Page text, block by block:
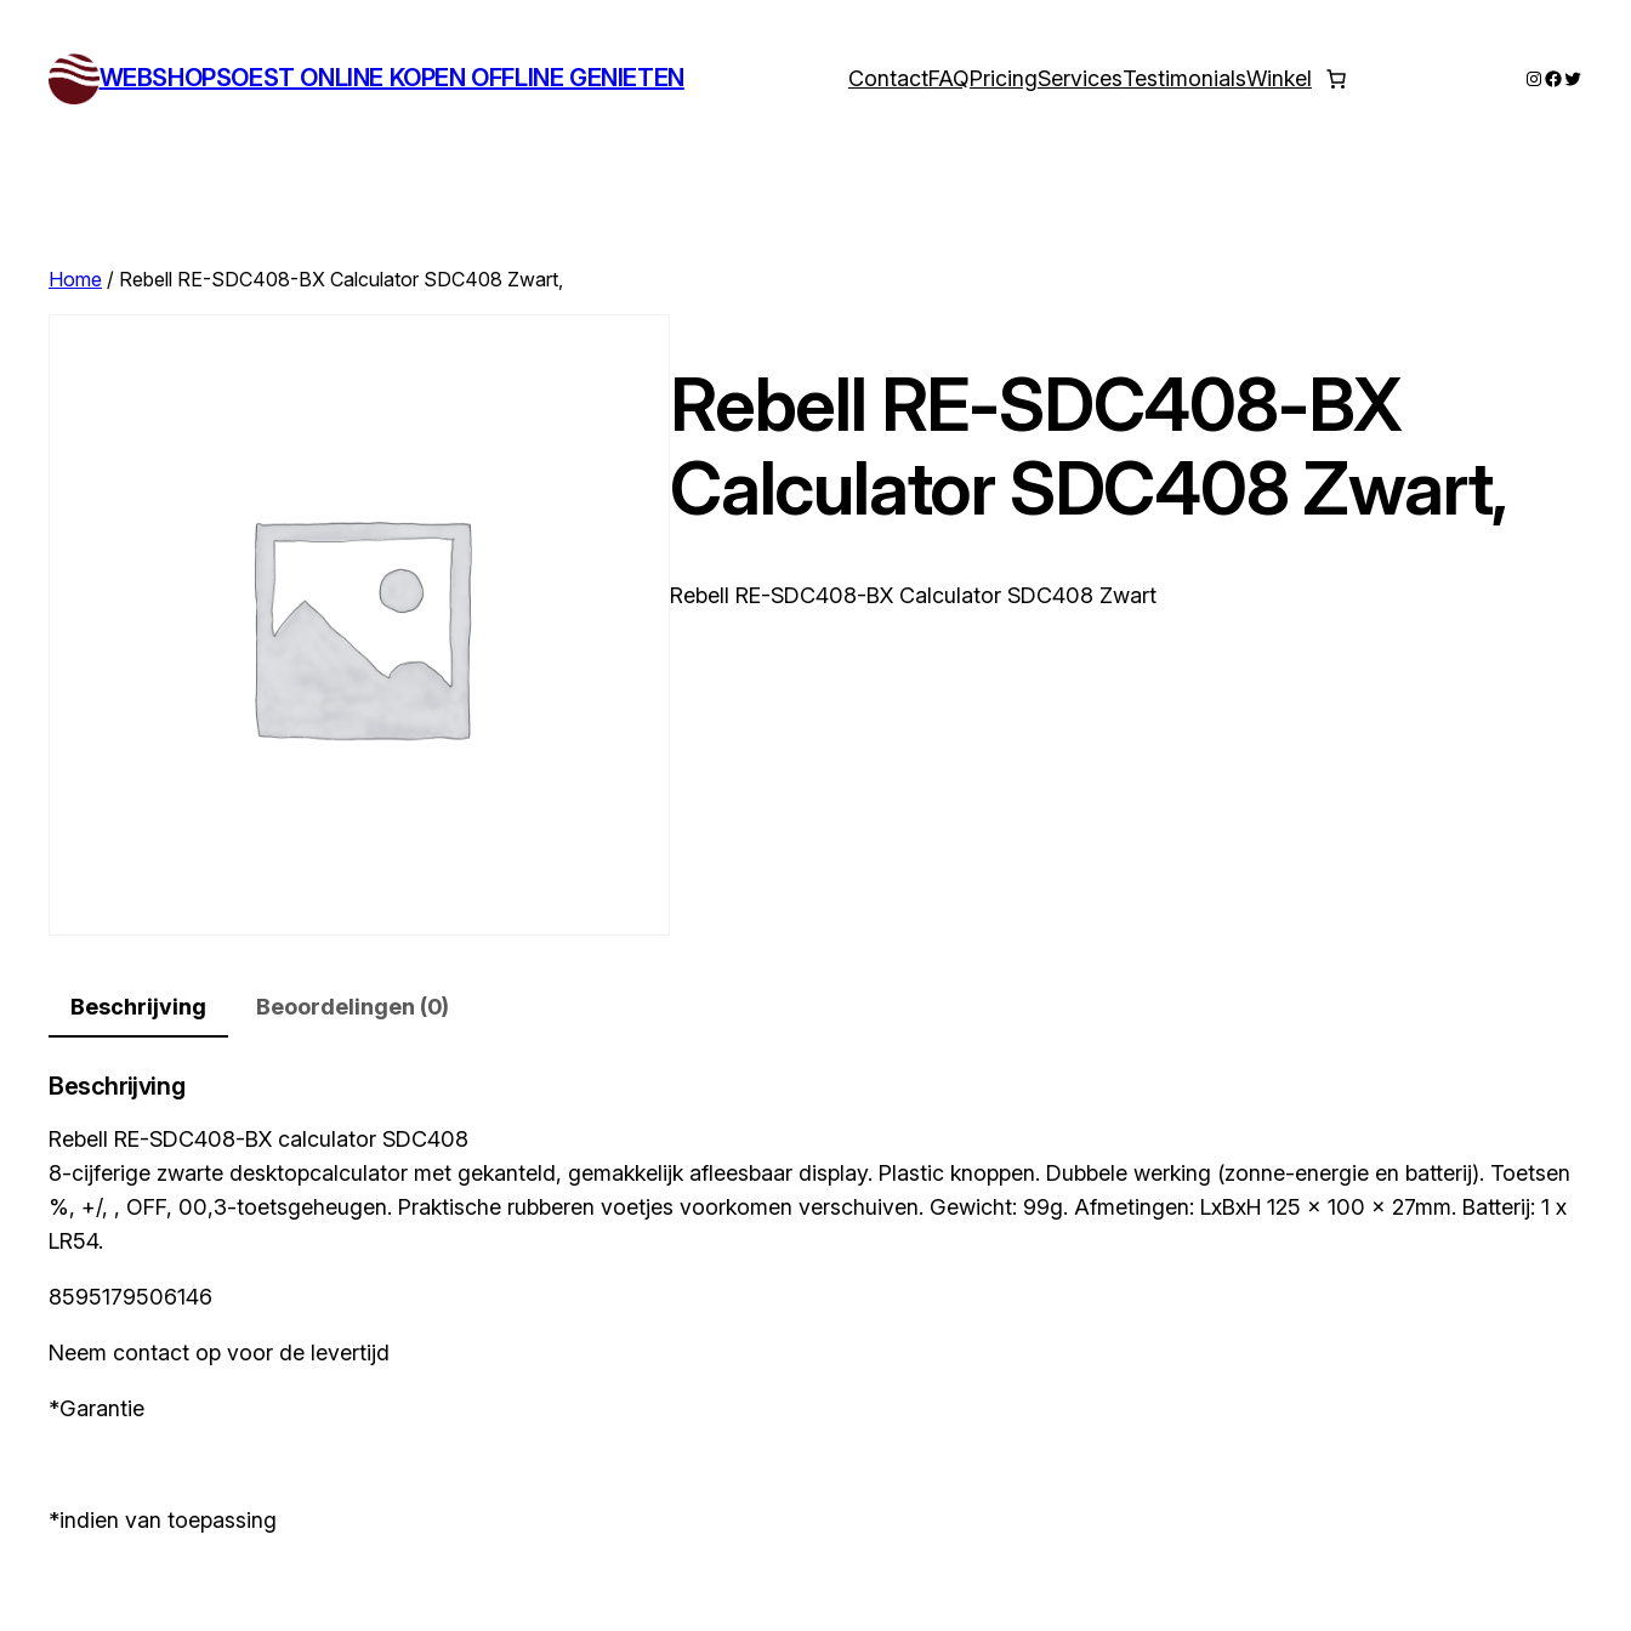
WEBSHOPSOEST ONLINE KOPEN OFFLINE GENIETEN ContactFAQPricingServicesTestimonialsWinkel Instagram
Twitter
Home / Rebell RE-SDC408-BX Calculator SDC408 Zwart,
Rebell RE-SDC408-BX
Calculator SDC408 Zwart,
Rebell RE-SDC408-BX Calculator SDC408 Zwart
Beschrijving Beoordelingen (0)
Beschrijving
Rebell RE-SDC408-BX calculator SDC408
8-cijferige zwarte desktopcalculator met gekanteld, gemakkelijk afleesbaar display. Plastic knoppen. Dubbele werking (zonne-energie en batterij). Toetsen
%, +/, , OFF, 00,3-toetsgeheugen. Praktische rubberen voetjes voorkomen verschuiven. Gewicht: 99g. Afmetingen: LxBxH 125 x 100 x 27mm. Batterij: 1 x
LR54.
8595179506146
Neem contact op voor de levertijd
*Garantie
*indien van toepassing